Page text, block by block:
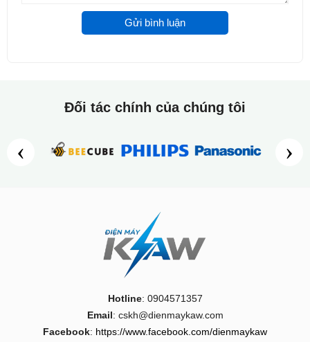
Nếu bạn đang tìm một chiếc máy chiếu mini thông minh, đa
Gửi bình luận
Đối tác chính của chúng tôi
‹ ›
Hotline: 0904571357
Email: cskh@dienmaykaw.com
Facebook: https://www.facebook.com/dienmaykaw